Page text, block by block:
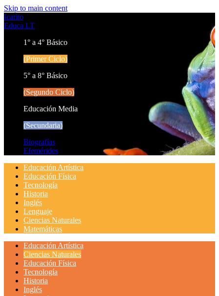
Skip to main content
Icarito
Educa LT
1° a 4° Básico
(Primer Ciclo)
5° a 8° Básico
(Segundo Ciclo)
Educación Media
(Secundaria)
Biografías
Efemérides
Educación Artística
Educación Física
Tecnología
Historia
Inglés
Lenguaje
Ciencias Naturales
Matemáticas
Educación Artística
Ciencias Naturales
Educación Física
Tecnología
Historia
Inglés